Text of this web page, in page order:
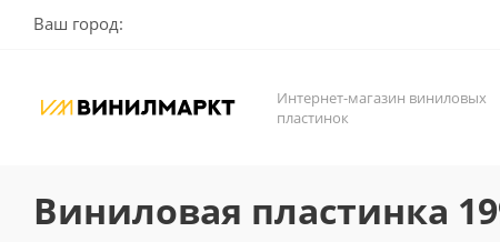
Ваш город:
Интернет-магазин виниловых
пластинок
Виниловая пластинка